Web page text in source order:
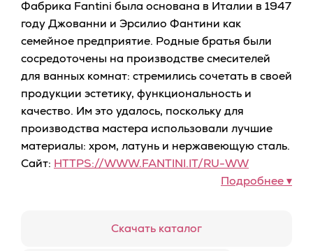
Фабрика Fantini была основана в Италии в 1947
году Джованни и Эрсилио Фантини как
семейное предприятие. Родные братья были
сосредоточены на производстве смесителей
для ванных комнат: стремились сочетать в своей
продукции эстетику, функциональность и
качество. Им это удалось, поскольку для
производства мастера использовали лучшие
материалы: хром, латунь и нержавеющую сталь.
Сайт: HTTPS://WWW.FANTINI.IT/RU-WW
Подробнее ▾
Скачать каталог